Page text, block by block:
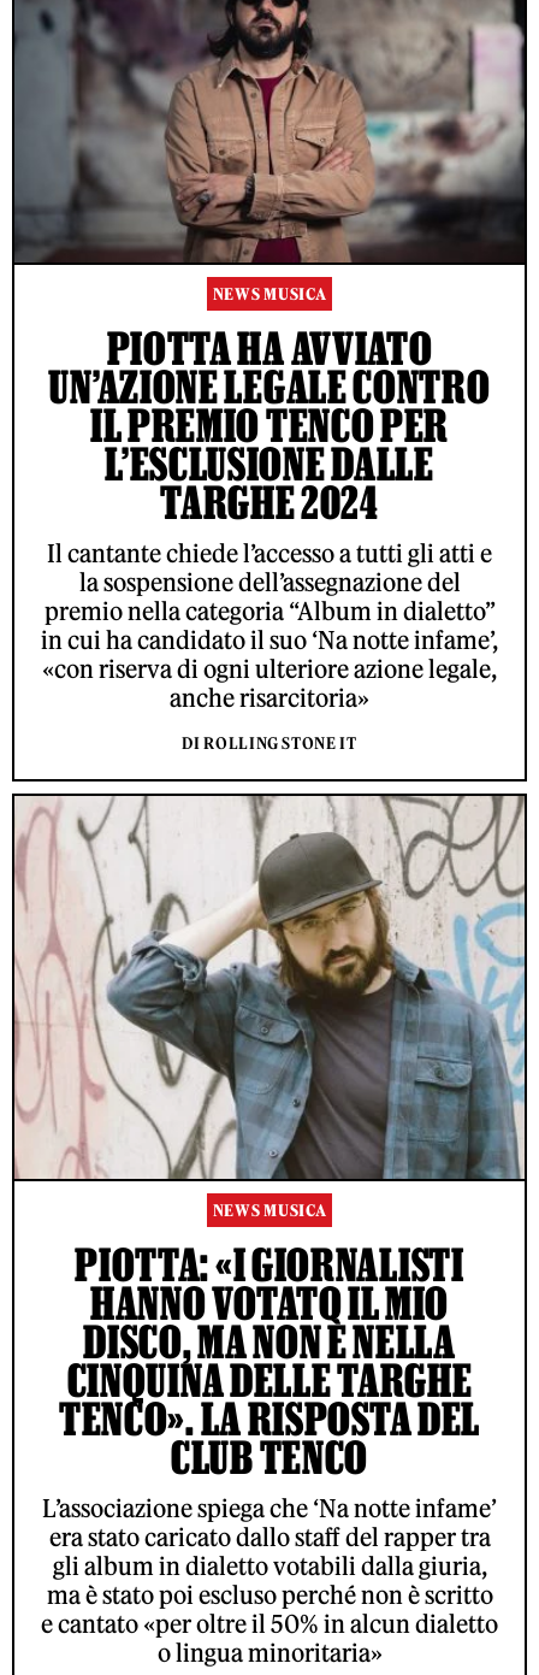
NEWS MUSICA
PIOTTA HA AVVIATO
UN’AZIONE LEGALE CONTRO
IL PREMIO TENCO PER
L’ESCLUSIONE DALLE
TARGHE 2024
Il cantante chiede l’accesso a tutti gli atti e
la sospensione dell’assegnazione del
premio nella categoria “Album in dialetto”
in cui ha candidato il suo ‘Na notte infame’,
«con riserva di ogni ulteriore azione legale,
anche risarcitoria»
DI ROLLING STONE IT
NEWS MUSICA
PIOTTA: «I GIORNALISTI
HANNO VOTATO IL MIO
DISCO, MA NON È NELLA
CINQUINA DELLE TARGHE
TENCO». LA RISPOSTA DEL
CLUB TENCO
L’associazione spiega che ‘Na notte infame’
era stato caricato dallo staff del rapper tra
gli album in dialetto votabili dalla giuria,
ma è stato poi escluso perché non è scritto
e cantato «per oltre il 50% in alcun dialetto
o lingua minoritaria»